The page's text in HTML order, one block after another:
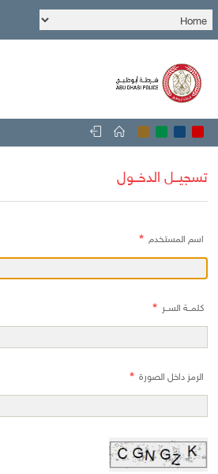
تسجيــل الدخــول
اسم المستخدم
كلمــة الســر
الرمز داخل الصورة